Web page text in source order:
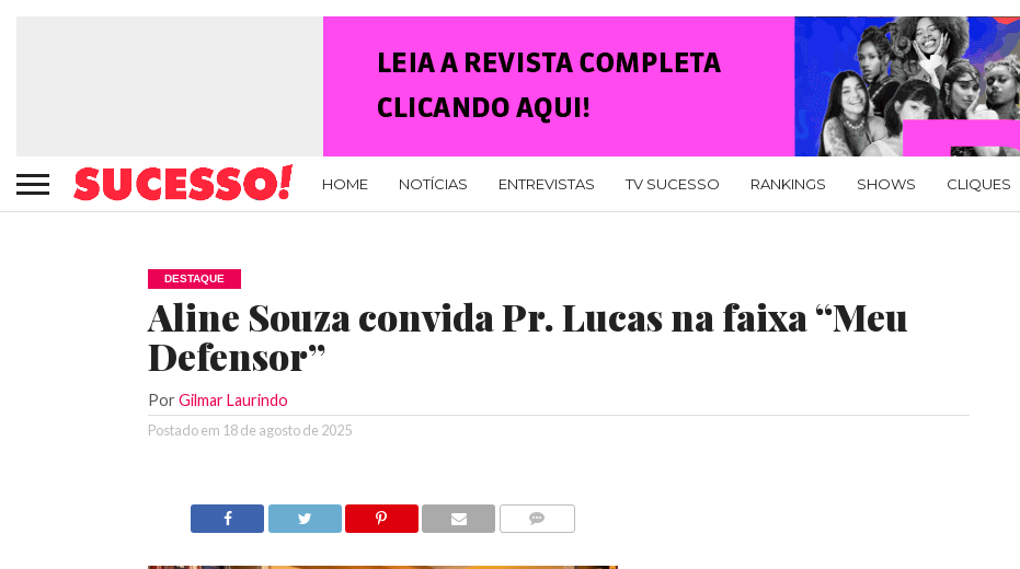
HOME NOTÍCIAS ENTREVISTAS TV SUCESSO RANKINGS SHOWS CLIQUES
DESTAQUE
Aline Souza convida Pr. Lucas na faixa “Meu
Defensor”
Por Gilmar Laurindo
Postado em 18 de agosto de 2025